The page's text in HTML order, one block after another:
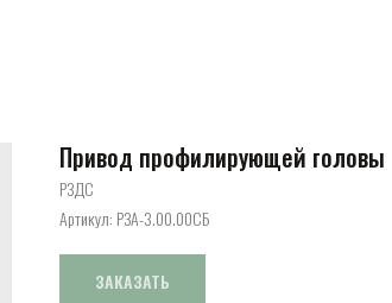
Привод профилирующей головы
РЗДС
Артикул: РЗА-3.00.00СБ
ЗАКАЗАТЬ